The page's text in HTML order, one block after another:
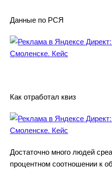
Данные по РСЯ
Как отработал квиз
Достаточно много людей
процентном соотношении к